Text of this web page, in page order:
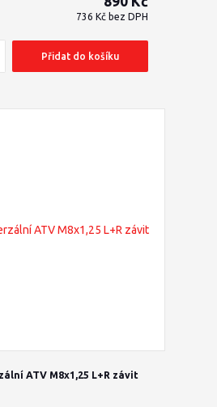
736 Kč bez DPH
Přidat do košíku
ATV M8x1,25 L+R závit